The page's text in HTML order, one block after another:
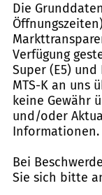
Die
Verfügung
Super (E5)
MTS-K an uns
keine Gewähr
und/oder
Informationen.
Bei
Sie sich bitte